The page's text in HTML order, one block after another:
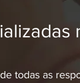
todas as